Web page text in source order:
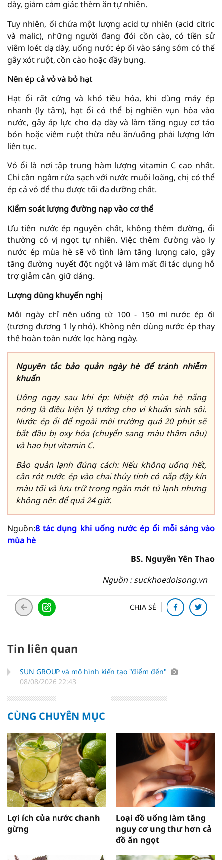
dày, giảm cảm giác thèm ăn tự nhiên.
Tuy nhiên, ổi chứa một lượng acid tự nhiên (acid citric
và malic), những người đang đói cồn cào, có tiền sử
viêm loét dạ dày, uống nước ép ổi vào sáng sớm có thể
gây xót ruột, cồn cào hoặc đầy bụng.
Nên ép cả vỏ và bỏ hạt
Hạt ổi rất cứng và khó tiêu hóa, khi dùng máy ép
nhanh (ly tâm), hạt ổi có thể bị nghiền vụn hòa vào
nước, gây áp lực cho dạ dày và làm tăng nguy cơ táo
bón hoặc viêm ruột thừa nếu ăn/uống phải lượng lớn
liên tục.
Vỏ ổi là nơi tập trung hàm lượng vitamin C cao nhất.
Chỉ cần ngâm rửa sạch với nước muối loãng, chị có thể
ép cả vỏ để thu được tối đa dưỡng chất.
Kiểm soát lượng đường nạp vào cơ thể
Ưu tiên nước ép nguyên chất, không thêm đường, ổi
thường có vị ngọt tự nhiên. Việc thêm đường vào ly
nước ép mùa hè sẽ vô tình làm tăng lượng calo, gây
tăng đường huyết đột ngột và làm mất đi tác dụng hỗ
trợ giảm cân, giữ dáng.
Lượng dùng khuyến nghị
Mỗi ngày chỉ nên uống từ 100 - 150 ml nước ép ổi
(tương đương 1 ly nhỏ). Không nên dùng nước ép thay
thế hoàn toàn nước lọc hàng ngày.
Nguyên tắc bảo quản ngày hè để tránh nhiễm
khuẩn
Uống ngay sau khi ép: Nhiệt độ mùa hè nắng
nóng là điều kiện lý tưởng cho vi khuẩn sinh sôi.
Nước ép ổi để ngoài môi trường quá 20 phút sẽ
bắt đầu bị oxy hóa (chuyển sang màu thâm nâu)
và hao hụt vitamin C.
Bảo quản lạnh đúng cách: Nếu không uống hết,
cần rót nước ép vào chai thủy tinh có nắp đậy kín
màu tối và lưu trữ trong ngăn mát tủ lạnh nhưng
không nên để quá 24 giờ.
Nguồn:8 tác dụng khi uống nước ép ổi mỗi sáng vào
mùa hè
BS. Nguyễn Yên Thao
Nguồn : suckhoedoisong.vn
CHIA SẺ
Tin liên quan
SUN GROUP và mô hình kiến tạo "điểm đến"
08/08/2026 22:43
CÙNG CHUYÊN MỤC
Lợi ích của nước chanh
gừng
Loại đồ uống làm tăng
nguy cơ ung thư hơn cả
đồ ăn ngọt